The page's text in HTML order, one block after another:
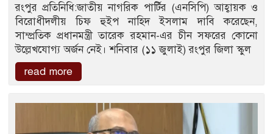
রংপুর প্রতিনিধি:জাতীয় নাগরিক পার্টির (এনসিপি) আহ্বায়ক ও
বিরোধীদলীয় চিফ হুইপ নাহিদ ইসলাম দাবি করেছেন,
সাম্প্রতিক প্রধানমন্ত্রী তারেক রহমান-এর চীন সফরের কোনো
উল্লেখযোগ্য অর্জন নেই। শনিবার (১১ জুলাই) রংপুর জিলা স্কুল
read more